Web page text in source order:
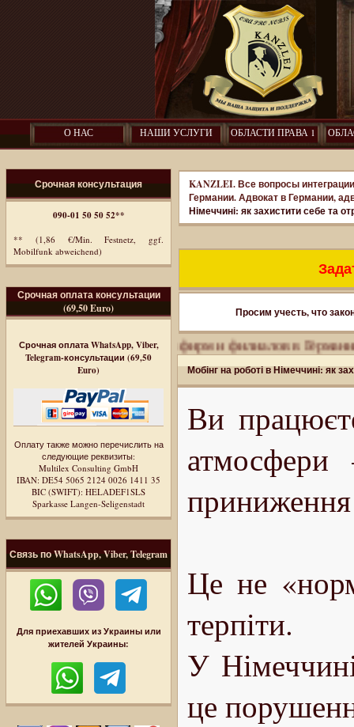
О НАС НАШИ УСЛУГИ ОБЛАСТИ ПРАВА 1
Срочная консультация
090-01 50 50 52**
** (1,86 €/Min. Festnetz, ggf.
Mobilfunk abweichend)
Срочная оплата консультации
(69,50 Euro)
Срочная оплата WhatsApp, Viber,
Telegram-консультации (69,50
Euro)
Оплату также можно перечислить на
следующие реквизиты:
Multilex Consulting GmbH
IBAN: DE54 5065 2124 0026 1411 35
BIC (SWIFT): HELADEF1SLS
Sparkasse Langen-Seligenstadt
Связь по WhatsApp, Viber, Telegram
Для приехавших из Украины или
жителей Украины:
KANZLEI. Все вопросы
Германии. Адвокат в Германии,
Німеччині: як захистити себе та
Просим учесть, что
Регистрация фирм и филиалов в Германии.
Мобінг на роботі в Німеччині: як
Ви
приниження
Це не
терпіти.
У
це